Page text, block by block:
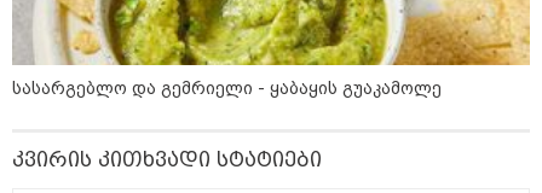
"ომი, რომელსაც მთელი
მსოფლიოს შთანთქმა შეუძლია:
დონალდ ტრამპმა აღარ იცის,
როგორ მოიქცეს" -The New York
სასარგებლო და გემრიელი - ყაბაყის გუაკამოლე
კვირის კითხვადი სტატიები